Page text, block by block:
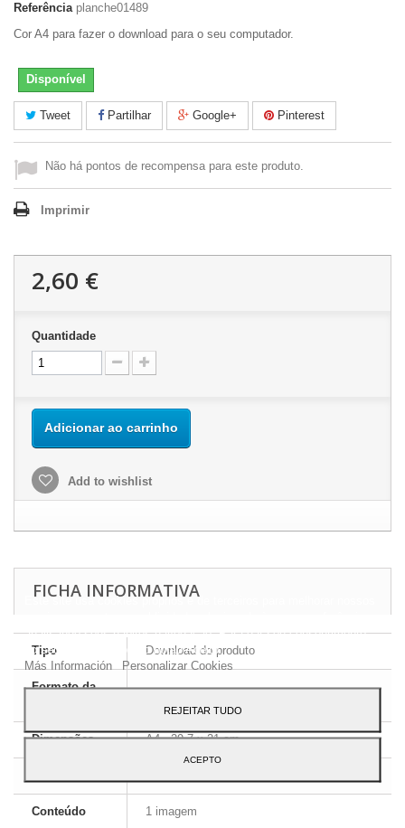
Referência planche01489
Cor A4 para fazer o download para o seu computador.
Disponível
Tweet Partilhar Google+ Pinterest
Não há pontos de recompensa para este produto.
Imprimir
2,60 €
Quantidade
Adicionar ao carrinho
Add to wishlist
FICHA INFORMATIVA
Tipo Download do produto
Formato da
Dimensões A4 - 29,7 x 21 cm
Conteúdo 1 imagem
Este site usa cookies próprios e de terceiros para melhorar nossos
analisando seus hábitos navegação. Para dar seu consentimento
ao seu uso, pressione o botão Aceito.
Más Información
Personalizar Cookies
REJEITAR TUDO
ACEPTO